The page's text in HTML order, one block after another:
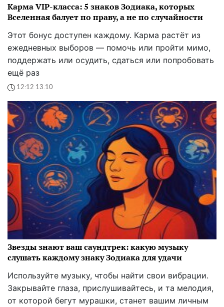
Карма VIP-класса: 5 знаков Зодиака, которых
Вселенная балует по праву, а не по случайности
Этот бонус доступен каждому. Карма растёт из
ежедневных выборов — помочь или пройти мимо,
поддержать или осудить, сдаться или попробовать
ещё раз
12:12 13.10
Звезды знают ваш саундтрек: какую музыку
слушать каждому знаку Зодиака для удачи
Используйте музыку, чтобы найти свои вибрации.
Закрывайте глаза, прислушивайтесь, и та мелодия,
от которой бегут мурашки, станет вашим личным